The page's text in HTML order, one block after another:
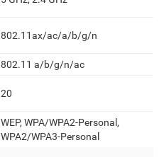
802.11ax/ac/a/b/g/n
802.11 a/b/g/n/ас
20
WEP, WPA/WPA2-Personal,
WPA2/WPA3-Personal